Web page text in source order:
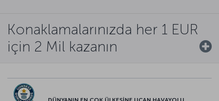
Konaklamalarınızda her 1 EUR
için 2 Mil kazanın